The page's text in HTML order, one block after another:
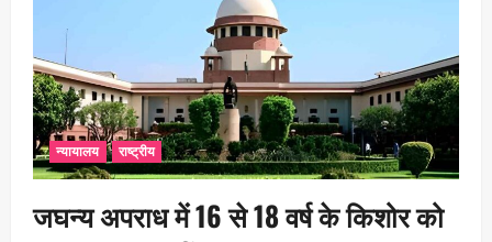
न्यायालय राष्ट्रीय
जघन्य अपराध में 16 से 18 वर्ष के किशोर को